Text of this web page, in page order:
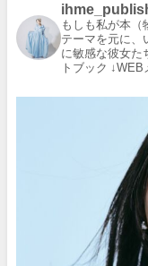
もしも私が本（
テーマを元に、
に敏感な彼女た
トブック
↓WEB